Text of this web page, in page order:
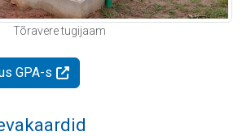
Tõravere tugijaam
GPA-s